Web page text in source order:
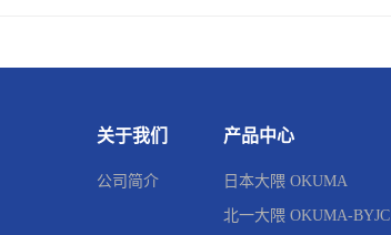
关于我们
公司简介
产品中心
日本大隈 OKUMA
北一大隈 OKUMA-BYJC